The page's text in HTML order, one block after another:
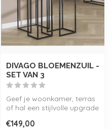
DIVAGO BLOEMENZUIL -
SET VAN 3
Geef je woonkamer, terras
of hal een stijlvolle upgrade
Bloemenzui...
€149,00